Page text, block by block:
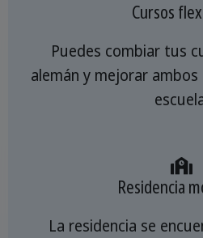
Cursos
Puedes combiar tus
alemán y mejorar
Residencia
La residencia se